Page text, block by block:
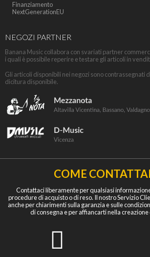
Finanziamento
NextGenerationEU
NEGOZI PARTNER
Banana Music collabora con svariati partner
i quali è possibile reperire e testare gli articoli in
Gli articoli disponibili nei negozi sono contrassegnati
dicitura disponibile.
COME
Contattaci liberamente per qualsiasi
procedure di acquisto o di reso. Il nostro Servizio
anche per chiarimenti sulla garanzia e sulle
di consegna e per affiancarti nella